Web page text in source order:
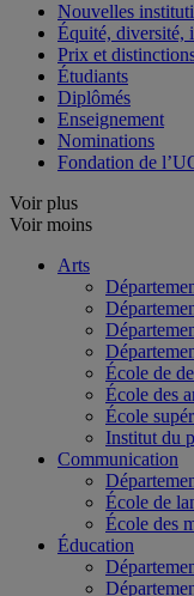
Nouvelles
Équité, diversité,
Prix et
Étudiants
Diplômés
Enseignement
Nominations
Fondation de
Voir plus
Voir moins
Arts
École de
École des
École
Institut du
Communication
École de
École des
Éducation